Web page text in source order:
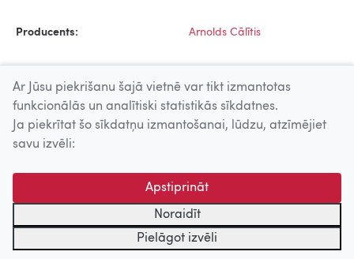
Producents: Arnolds Cālītis
Uz augšu
© 2026 Nacionālais Kino centrs, Kultūras informācijas sistēmu
centrs. Sadarbības partneris: Latvijas Valsts
kinofotofonodokumentu arhīvs.
Ar Jūsu piekrišanu šajā vietnē var tikt izmantotas
funkcionālās un analītiski statistikās sīkdatnes.
Ja piekrītat šo sīkdatņu izmantošanai, lūdzu, atzīmējiet
savu izvēli:
Apstiprināt
Noraidīt
Pielāgot izvēli